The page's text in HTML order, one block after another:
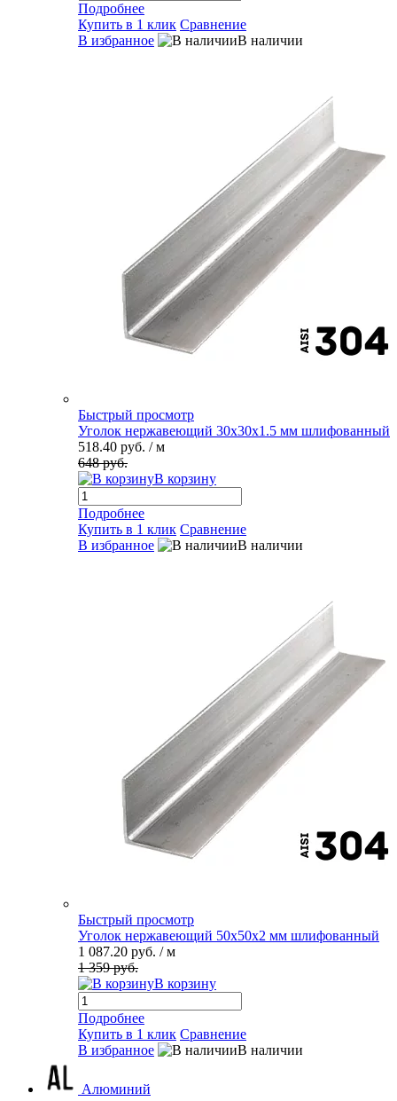
Подробнее
Купить в 1 клик Сравнение
В избранное
В наличии
Быстрый просмотр
Уголок нержавеющий 30х30х1.5 мм шлифованный
518.40 руб. / м
648 руб.
В корзину
Подробнее
Купить в 1 клик Сравнение
В избранное
В наличии
Быстрый просмотр
Уголок нержавеющий 50х50х2 мм шлифованный
1 087.20 руб. / м
1 359 руб.
В корзину
Подробнее
Купить в 1 клик Сравнение
В избранное
В наличии
Алюминий